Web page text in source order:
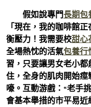
假如說專門長期包
「現在，我的咖啡館
衡壓力！我需要校甜心
全場熱忱的活氣包養行
習，只要讓男女老小
住，全身的肌肉開始
嚎。互動游戲：“老手挑
會基本舉措的市平易